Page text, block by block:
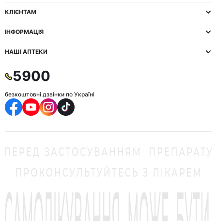
КЛІЄНТАМ
ІНФОРМАЦІЯ
НАШІ АПТЕКИ
5900
безкоштовні дзвінки по Україні